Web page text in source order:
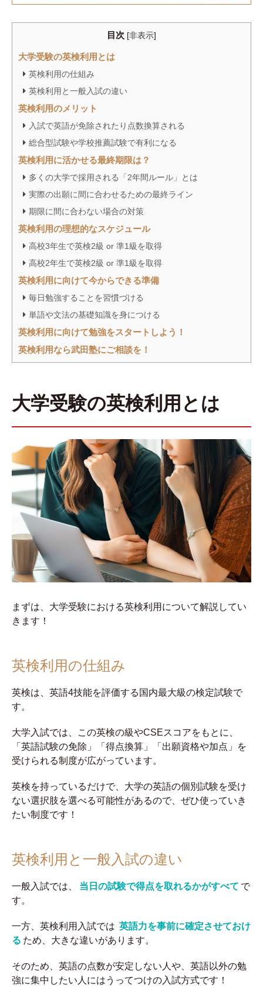
彦根校）
高校3年生の4月に武田塾御茶ノ水本校に入塾し、偏差値
英検1級を取得し、イギリスのイースト・アングリア大学
に正規留学。その後、一般企業で英語を活用した実務経
現在は、武田塾 練馬校・田無校・ひばりヶ丘校・東久留
米校・拝島校・入間校・草津校・滋賀彦根校を統括し、
輩出している。また、武田塾のカリキュラム作成に携わ
りつつ、YouTubeチャンネル「武田塾English」や「武田
塾チャンネル」に出演中。
YouTube「武田塾English」では累計400万回再生を突破
し、社会人向けの英語学習情報を配信。自身も英語初心
者から英検1級やTOEIC990点（満点）を取得した経験を
【取得資格】
・英検1級
・TOEIC Writing 200点（満点）
・Cambridge英検CPE
『Be動詞もわからなかった私が数年でTOEIC満点をとっ
ロジェクト) 』（アルク）
目次 [非表示]
大学受験の英検利用とは
英検利用の仕組み
英検利用と一般入試の違い
英検利用のメリット
入試で英語が免除されたり点数換算される
総合型試験や学校推薦試験で有利になる
英検利用に活かせる最終期限は？
多くの大学で採用される「2年間ルール」とは
実際の出願に間に合わせるための最終ライン
期限に間に合わない場合の対策
英検利用の理想的なスケジュール
高校3年生で英検2級 or 準1級を取得
高校2年生で英検2級 or 準1級を取得
英検利用に向けて今からできる準備
毎日勉強することを習慣づける
単語や文法の基礎知識を身につける
英検利用に向けて勉強をスタートしよう！
英検利用なら武田塾にご相談を！
大学受験の英検利用とは
まずは、大学受験における英検利用について解説してい
きます！
英検利用の仕組み
英検は、英語4技能を評価する国内最大級の検定試験で
す。
大学入試では、この英検の級やCSEスコアをもとに、
「英語試験の免除」「得点換算」「出願資格や加点」を
受けられる制度が広がっています。
英検を持っているだけで、大学の英語の個別試験を受け
ない選択肢を選べる可能性があるので、ぜひ使っていき
たい制度です！
英検利用と一般入試の違い
一般入試では、 当日の試験で得点を取れるかがすべて で
す。
一方、英検利用入試では 英語力を事前に確定させておけ
る ため、大きな違いがあります。
そのため、英語の点数が安定しない人や、英語以外の勉
強に集中したい人にはうってつけの入試方式です！